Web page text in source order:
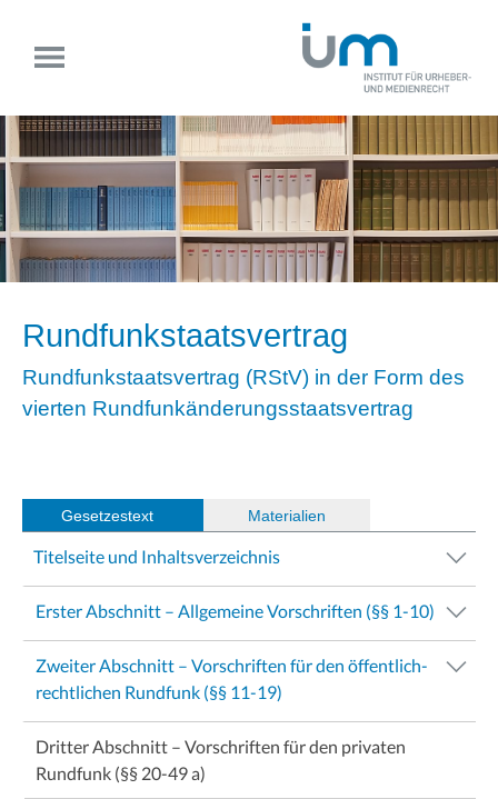
Rundfunkstaatsvertrag
Rundfunkstaatsvertrag (RStV) in der Form des
vierten Rundfunkänderungsstaatsvertrag
Gesetzestext Materialien
Titelseite und Inhaltsverzeichnis
Erster Abschnitt – Allgemeine Vorschriften (§§ 1-10)
Zweiter Abschnitt – Vorschriften für den öffentlich-
rechtlichen Rundfunk (§§ 11-19)
Dritter Abschnitt – Vorschriften für den privaten
Rundfunk (§§ 20-49 a)